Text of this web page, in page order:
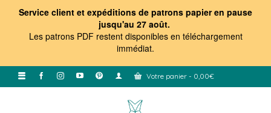
Service client et expéditions de patrons papier en pause
jusqu'au 27 août.
Les patrons PDF restent disponibles en téléchargement
immédiat.
Votre panier - 0,00€